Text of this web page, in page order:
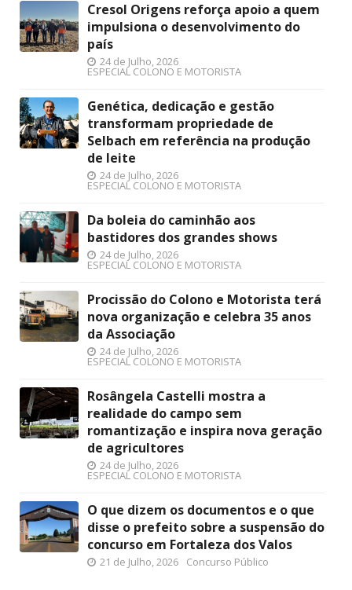
Cresol Origens reforça apoio a quem
impulsiona o desenvolvimento do
país
24 de Julho, 2026
ESPECIAL COLONO E MOTORISTA
Genética, dedicação e gestão
transformam propriedade de
Selbach em referência na produção
de leite
24 de Julho, 2026
ESPECIAL COLONO E MOTORISTA
Da boleia do caminhão aos
bastidores dos grandes shows
24 de Julho, 2026
ESPECIAL COLONO E MOTORISTA
Procissão do Colono e Motorista terá
nova organização e celebra 35 anos
da Associação
24 de Julho, 2026
ESPECIAL COLONO E MOTORISTA
Rosângela Castelli mostra a
realidade do campo sem
romantização e inspira nova geração
de agricultores
24 de Julho, 2026
ESPECIAL COLONO E MOTORISTA
O que dizem os documentos e o que
disse o prefeito sobre a suspensão do
concurso em Fortaleza dos Valos
21 de Julho, 2026 Concurso Público